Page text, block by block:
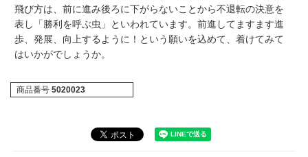
飛び方は、前に進み後ろに下がらないことから不退転の決意を
表し「勝利を呼ぶ虫」といわれています。前進してますます進
歩、発展、向上するように！という願いを込めて、着けてみて
はいかがでしょうか。
商品番号 5020023